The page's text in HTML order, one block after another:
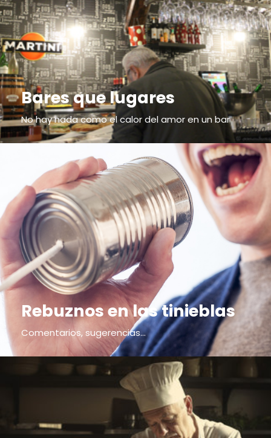
Bares que lugares
No hay nada como el calor del amor en un bar
Rebuznos en las tinieblas
Comentarios, sugerencias...